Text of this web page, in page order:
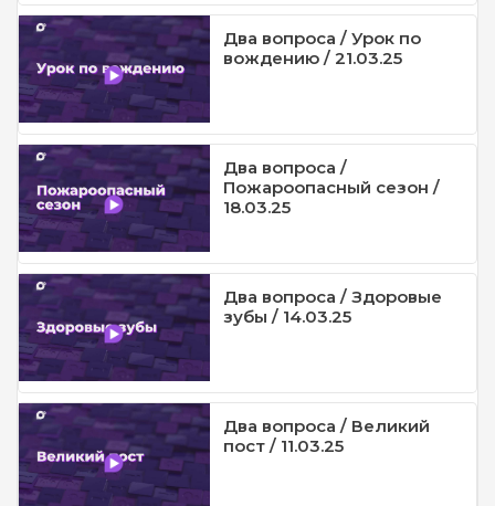
Два вопроса / Урок по
вождению / 21.03.25
Два вопроса /
Пожароопасный сезон /
18.03.25
Два вопроса / Здоровые
зубы / 14.03.25
Два вопроса / Великий
пост / 11.03.25